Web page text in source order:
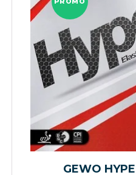
GEWO